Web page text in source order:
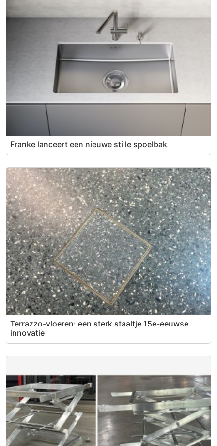
Franke lanceert een nieuwe stille spoelbak
Terrazzo-vloeren: een sterk staaltje 15e-eeuwse
innovatie